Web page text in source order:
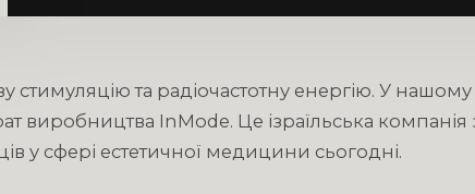
та радіочастотну енергію. У нашому
виробництва InMode. Це ізраїльська компанія
у сфері естетичної медицини сьогодні.